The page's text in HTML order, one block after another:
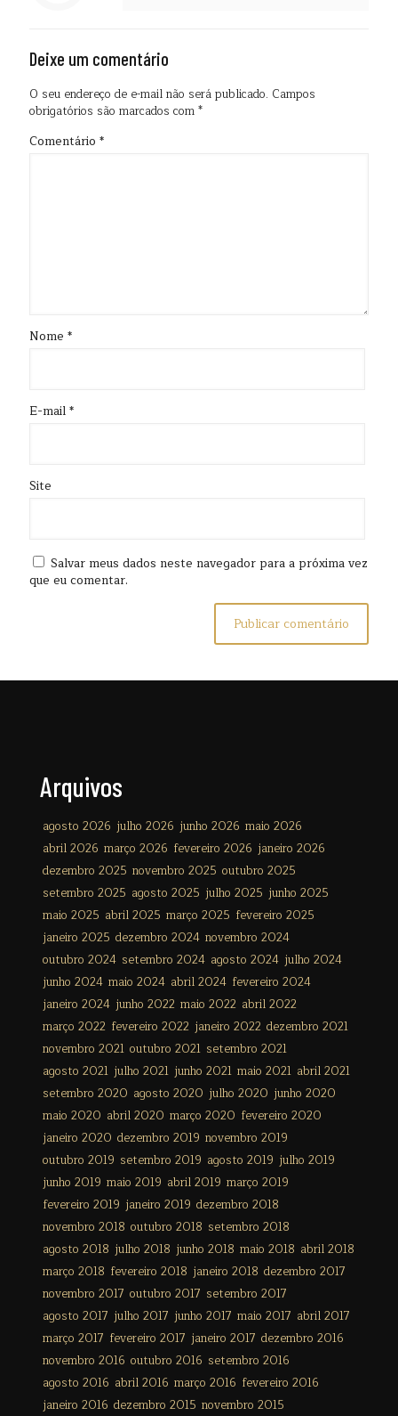
Deixe um comentário
O seu endereço de e-mail não será publicado. Campos
obrigatórios são marcados com*
Comentário *
Nome *
E-mail*
Site
Salvar meus dados neste navegador para a próxima vez
que eu comentar.
Arquivos
agosto 2026 julho 2026 junho 2026 maio 2026
abril 2026 março 2026 fevereiro 2026 janeiro 2026
dezembro 2025 novembro 2025 outubro 2025
setembro 2025 agosto 2025 julho 2025 junho 2025
maio 2025 abril 2025 março 2025 fevereiro 2025
janeiro 2025 dezembro 2024 novembro 2024
outubro 2024 setembro 2024 agosto 2024 julho 2024
junho 2024 maio 2024 abril 2024 fevereiro 2024
janeiro 2024 junho 2022 maio 2022 abril 2022
março 2022 fevereiro 2022 janeiro 2022 dezembro 2021
novembro 2021 outubro 2021 setembro 2021
agosto 2021 julho 2021 junho 2021 maio 2021 abril 2021
setembro 2020 agosto 2020 julho 2020 junho 2020
maio 2020 abril 2020 março 2020 fevereiro 2020
janeiro 2020 dezembro 2019 novembro 2019
outubro 2019 setembro 2019 agosto 2019 julho 2019
junho 2019 maio 2019 abril 2019 março 2019
fevereiro 2019 janeiro 2019 dezembro 2018
novembro 2018 outubro 2018 setembro 2018
agosto 2018 julho 2018 junho 2018 maio 2018 abril 2018
março 2018 fevereiro 2018 janeiro 2018 dezembro 2017
novembro 2017 outubro 2017 setembro 2017
agosto 2017 julho 2017 junho 2017 maio 2017 abril 2017
março 2017 fevereiro 2017 janeiro 2017 dezembro 2016
novembro 2016 outubro 2016 setembro 2016
agosto 2016 abril 2016 março 2016 fevereiro 2016
janeiro 2016 dezembro 2015 novembro 2015